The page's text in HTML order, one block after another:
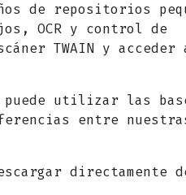
de repositorios
OCR y control de
TWAIN y
utilizar las
entre
directamente